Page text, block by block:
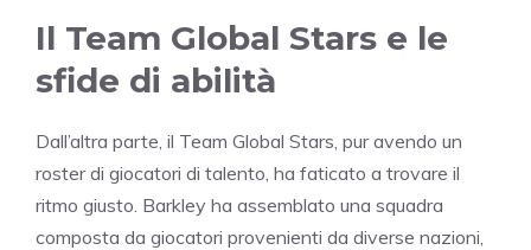
Il Team Global Stars e le
sfide di abilità
Dall’altra parte, il Team Global Stars, pur avendo un
roster di giocatori di talento, ha faticato a trovare il
ritmo giusto. Barkley ha assemblato una squadra
composta da giocatori provenienti da diverse nazioni,